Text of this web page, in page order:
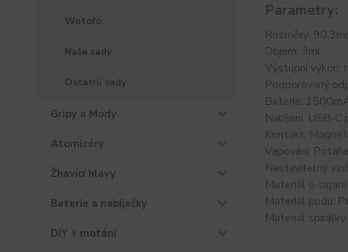
Wotofo
Naše sady
Ostatní sady
Gripy a Mody
Atomizéry
Žhavící hlavy
Baterie a nabíječky
DIY + motání
Parametry:
Rozměry:
Objem: 3ml
Výstupní výkon:
Podporovaný
Baterie:
Nabíjení: USB-
Kontakt:
Vapování:
Nastavitelný
Materiál e-
Materiál podu:
Materiál